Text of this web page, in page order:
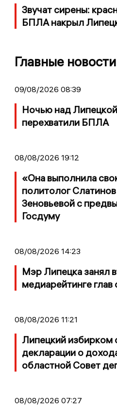
Звучат сирены:
БПЛА накрыл
Главные новости
09/08/2026 08:39
Ночью над
перехватили БПЛА
08/08/2026 19:12
«Она выполнила
политолог
Зеновьевой с
Госдуму
08/08/2026 14:23
Мэр Липецка занял
медиарейтинге
08/08/2026 11:21
Липецкий избирком
декларации о
областной Совет
08/08/2026 07:27